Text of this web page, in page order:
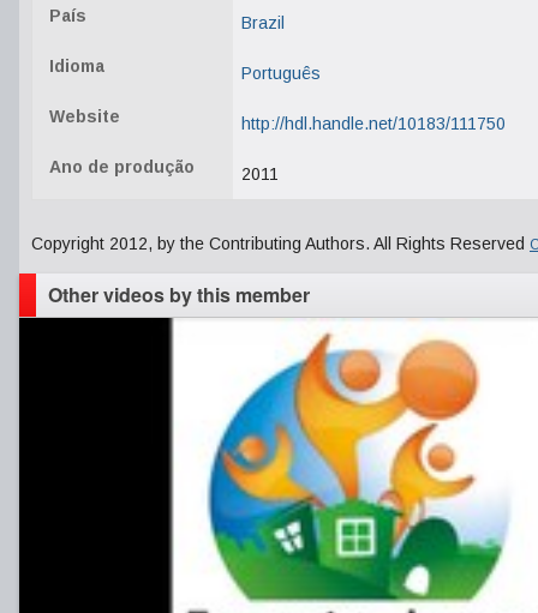
País Brazil
Idioma Português
Website http://hdl.handle.net/10183/111750
Ano de produção 2011
Copyright 2012, by the Contributing Authors. All Rights Reserved
Other videos by this member